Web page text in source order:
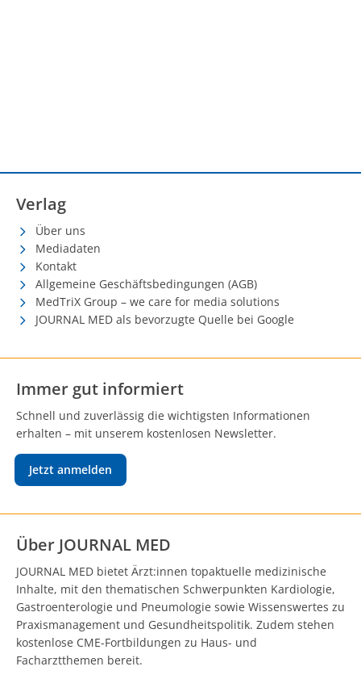
Verlag
Über uns
Mediadaten
Kontakt
Allgemeine Geschäftsbedingungen (AGB)
MedTriX Group – we care for media solutions
JOURNAL MED als bevorzugte Quelle bei Google
Immer gut informiert
Schnell und zuverlässig die wichtigsten Informationen
erhalten – mit unserem kostenlosen Newsletter.
Jetzt anmelden
Über JOURNAL MED
JOURNAL MED bietet Ärzt:innen topaktuelle medizinische
Inhalte, mit den thematischen Schwerpunkten Kardiologie,
Gastroenterologie und Pneumologie sowie Wissenswertes zu
Praxismanagement und Gesundheitspolitik. Zudem stehen
kostenlose CME-Fortbildungen zu Haus- und
Facharztthemen bereit.